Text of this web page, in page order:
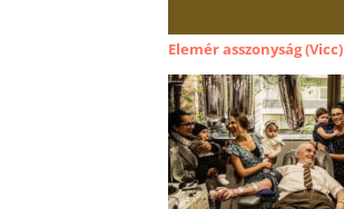
Elemér asszonyság (Vicc)